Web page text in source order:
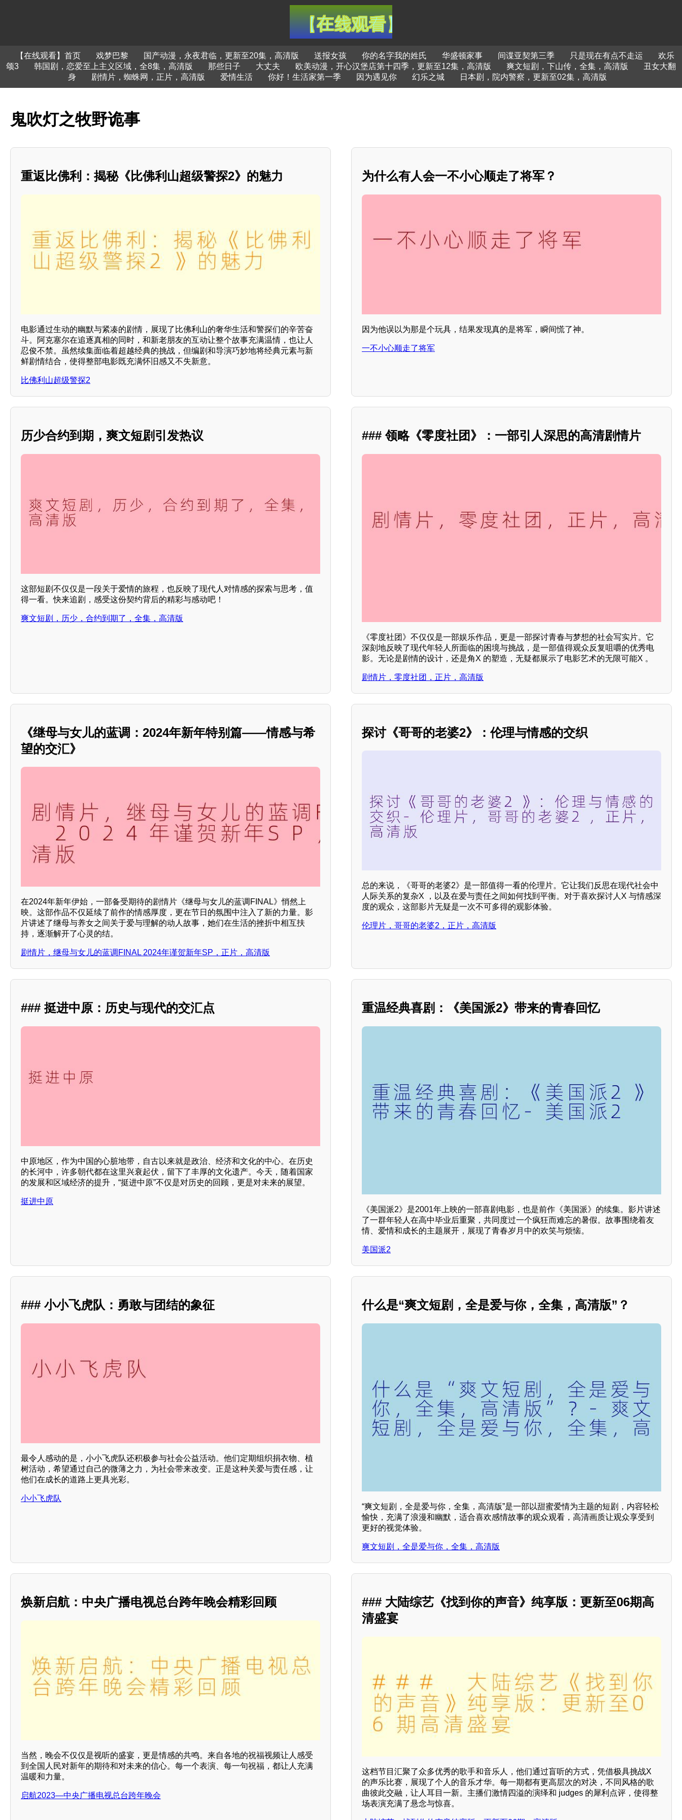
【在线观看】首页 戏梦巴黎 国产动漫，永夜君临，更新至20集，高清版 送报女孩 你的名字我的姓氏 华盛顿家事 间谍亚契第三季 只是现在有点不走运
欢乐
颂3
韩国剧，恋爱至上主义区域，全8集，高清版 那些日子 大丈夫 欧美动漫，开心汉堡店第十四季，更新至12集，高清版 爽文短剧，下山传，全集，高清版
丑女大翻
身
剧情片，蜘蛛网，正片，高清版 爱情生活 你好！生活家第一季 因为遇见你 幻乐之城 日本剧，院内警察，更新至02集，高清版
鬼吹灯之牧野诡事
重返比佛利：揭秘《比佛利山超级警探2》的魅力
电影通过生动的幽默与紧凑的剧情，展现了比佛利山的奢华生活和警探们的辛苦奋
斗。阿克塞尔在追逐真相的同时，和新老朋友的互动让整个故事充满温情，也让人
忍俊不禁。虽然续集面临着超越经典的挑战，但编剧和导演巧妙地将经典元素与新
鲜剧情结合，使得整部电影既充满怀旧感又不失新意。
比佛利山超级警探2
为什么有人会一不小心顺走了将军？
因为他误以为那是个玩具，结果发现真的是将军，瞬间慌了神。
一不小心顺走了将军
历少合约到期，爽文短剧引发热议
这部短剧不仅仅是一段关于爱情的旅程，也反映了现代人对情感的探索与思考，值
得一看。快来追剧，感受这份契约背后的精彩与感动吧！
爽文短剧，历少，合约到期了，全集，高清版
### 领略《零度社团》：一部引人深思的高清剧情片
《零度社团》不仅仅是一部娱乐作品，更是一部探讨青春与梦想的社会写实片。它
深刻地反映了现代年轻人所面临的困境与挑战，是一部值得观众反复咀嚼的优秀电
影。无论是剧情的设计，还是角X 的塑造，无疑都展示了电影艺术的无限可能X 。
剧情片，零度社团，正片，高清版
《继母与女儿的蓝调：2024年新年特别篇——情感与希
望的交汇》
在2024年新年伊始，一部备受期待的剧情片《继母与女儿的蓝调FINAL》悄然上
映。这部作品不仅延续了前作的情感厚度，更在节日的氛围中注入了新的力量。影
片讲述了继母与养女之间关于爱与理解的动人故事，她们在生活的挫折中相互扶
持，逐渐解开了心灵的结。
剧情片，继母与女儿的蓝调FINAL 2024年谨贺新年SP，正片，高清版
探讨《哥哥的老婆2》：伦理与情感的交织
总的来说，《哥哥的老婆2》是一部值得一看的伦理片。它让我们反思在现代社会中
人际关系的复杂X ，以及在爱与责任之间如何找到平衡。对于喜欢探讨人X 与情感深
度的观众，这部影片无疑是一次不可多得的观影体验。
伦理片，哥哥的老婆2，正片，高清版
### 挺进中原：历史与现代的交汇点
中原地区，作为中国的心脏地带，自古以来就是政治、经济和文化的中心。在历史
的长河中，许多朝代都在这里兴衰起伏，留下了丰厚的文化遗产。今天，随着国家
的发展和区域经济的提升，“挺进中原”不仅是对历史的回顾，更是对未来的展望。
挺进中原
重温经典喜剧：《美国派2》带来的青春回忆
《美国派2》是2001年上映的一部喜剧电影，也是前作《美国派》的续集。影片讲述
了一群年轻人在高中毕业后重聚，共同度过一个疯狂而难忘的暑假。故事围绕着友
情、爱情和成长的主题展开，展现了青春岁月中的欢笑与烦恼。
美国派2
### 小小飞虎队：勇敢与团结的象征
最令人感动的是，小小飞虎队还积极参与社会公益活动。他们定期组织捐衣物、植
树活动，希望通过自己的微薄之力，为社会带来改变。正是这种关爱与责任感，让
他们在成长的道路上更具光彩。
小小飞虎队
什么是“爽文短剧，全是爱与你，全集，高清版”？
“爽文短剧，全是爱与你，全集，高清版”是一部以甜蜜爱情为主题的短剧，内容轻松
愉快，充满了浪漫和幽默，适合喜欢感情故事的观众观看，高清画质让观众享受到
更好的视觉体验。
爽文短剧，全是爱与你，全集，高清版
焕新启航：中央广播电视总台跨年晚会精彩回顾
当然，晚会不仅仅是视听的盛宴，更是情感的共鸣。来自各地的祝福视频让人感受
到全国人民对新年的期待和对未来的信心。每一个表演、每一句祝福，都让人充满
温暖和力量。
启航2023—中央广播电视总台跨年晚会
### 大陆综艺《找到你的声音》纯享版：更新至06期高
清盛宴
这档节目汇聚了众多优秀的歌手和音乐人，他们通过盲听的方式，凭借极具挑战X
的声乐比赛，展现了个人的音乐才华。每一期都有更高层次的对决，不同风格的歌
曲彼此交融，让人耳目一新。主播们激情四溢的演绎和 judges 的犀利点评，使得整
场表演充满了悬念与惊喜。